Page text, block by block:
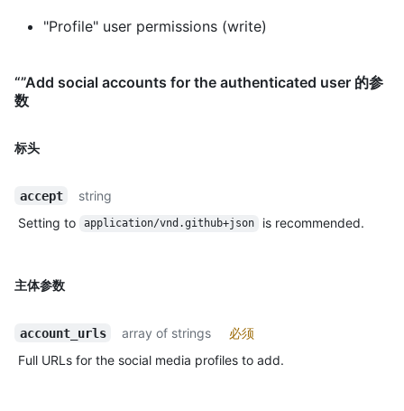
"Profile" user permissions (write)
“”Add social accounts for the authenticated user 的参
数
标头
accept
string
Setting to
application/vnd.github+json is recommended.
主体参数
account_urls array of strings
必须
Full URLs for the social media profiles to add.